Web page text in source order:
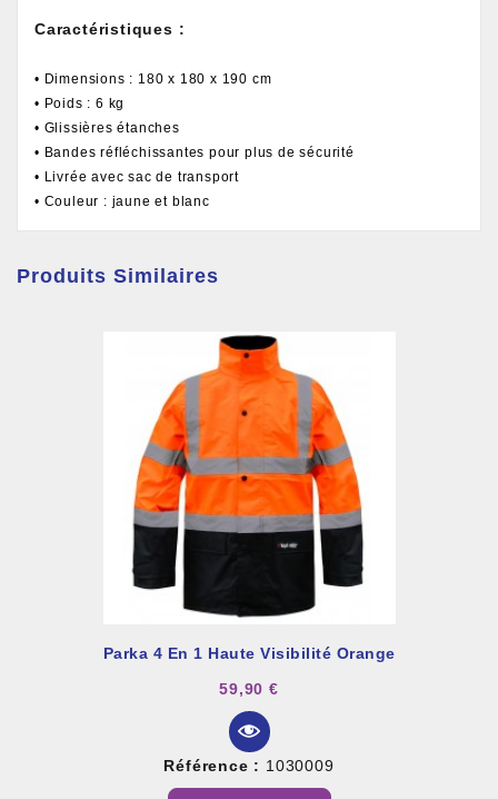
Caractéristiques :
• Dimensions : 180 x 180 x 190 cm
• Poids : 6 kg
• Glissières étanches
• Bandes réfléchissantes pour plus de sécurité
• Livrée avec sac de transport
• Couleur : jaune et blanc
Produits Similaires
Parka 4 En 1 Haute Visibilité Orange
59,90 €
Référence : 1030009